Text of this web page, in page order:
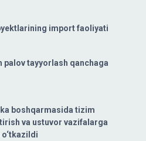
import faoliyati
palov tayyorlash qanchaga
boshqarmasida tizim
va ustuvor vazifalarga
o‘tkazildi